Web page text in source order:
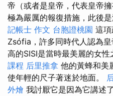
帝（或者是皇帝，代表皇帝
極為嚴厲的報復措施，此後
記帳士 作文 台胞證桃園 這
Zsófia，許多同時代人認為
高的SISI是當時最美麗的女性
課程 后里推拿 他的黃蜂和美
使年輕的尺子著迷於地面。
外燴 我討厭它是因為它講述